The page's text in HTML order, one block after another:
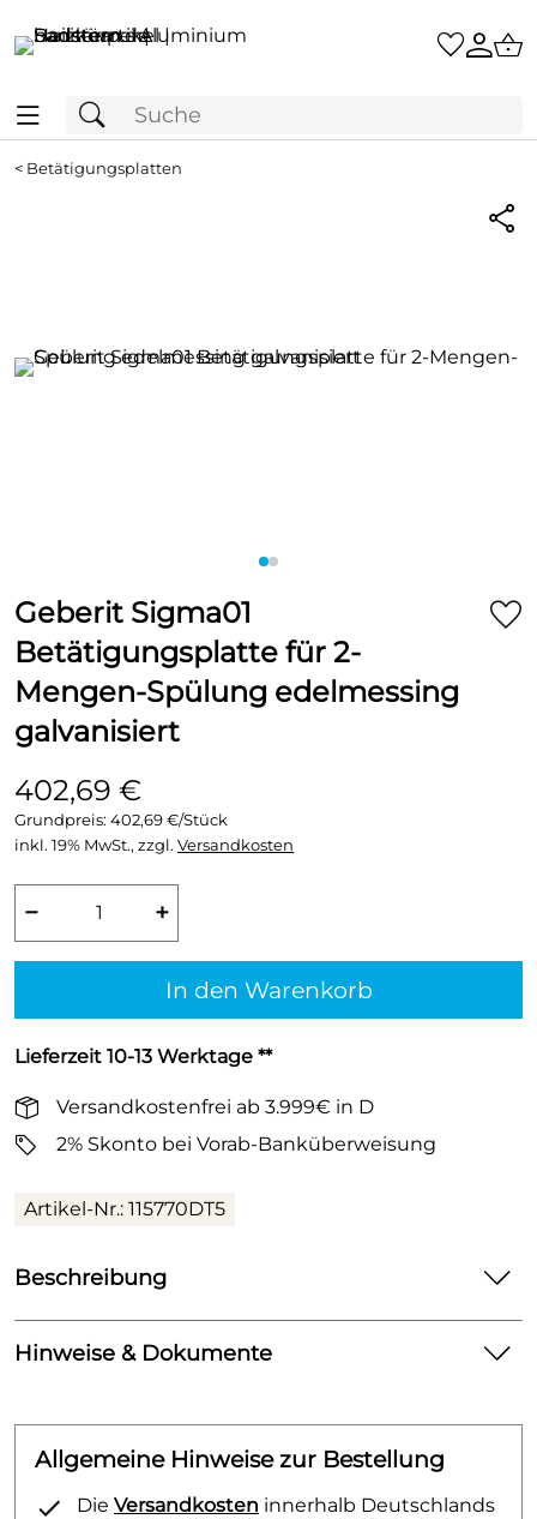
< Betätigungsplatten
Geberit Sigma01
Betätigungsplatte für 2-
Mengen-Spülung edelmessing
galvanisiert
402,69 €
Grundpreis: 402,69 €/Stück
inkl. 19% MwSt., zzgl. Versandkosten
− +
In den Warenkorb
Lieferzeit 10-13 Werktage **
Versandkostenfrei ab 3.999€ in D
2% Skonto bei Vorab-Banküberweisung
Artikel-Nr.: 115770DT5
Beschreibung
Geberit Sigma01 Betätigungsplatte für 2-Mengen-
Spülung edelmessing galvanisiert
Zur Betätigung von vorne
Zur Verwendung mit Einwurfschacht für
Hinweise & Dokumente
Klicken Sie hier für weitere Informationen.
Allgemeine Hinweise zur Bestellung
Die Versandkosten innerhalb Deutschlands